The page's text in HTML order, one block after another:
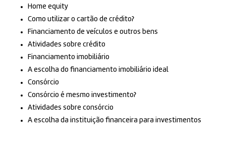
Home equity
Como utilizar o cartão de crédito?
Financiamento de veículos e outros bens
Atividades sobre crédito
Financiamento imobiliário
A escolha do financiamento imobiliário ideal
Consórcio
Consórcio é mesmo investimento?
Atividades sobre consórcio
A escolha da instituição financeira para investimentos